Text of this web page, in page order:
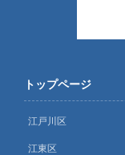
トップページ
江戸川区
江東区